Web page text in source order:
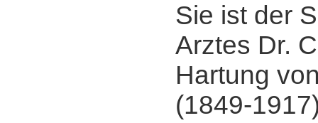
Sie ist der
Arztes Dr.
Hartung
(1849-